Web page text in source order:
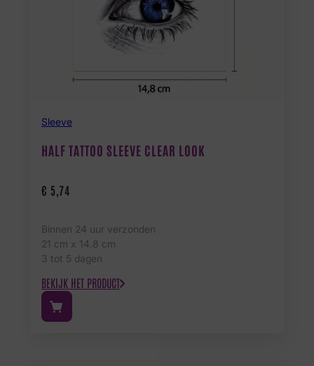
Sleeve
HALF TATTOO SLEEVE CLEAR LOOK
€ 5,74
Binnen 24 uur verzonden
21 cm x 14.8 cm
3 tot 5 dagen
BEKIJK HET PRODUCT